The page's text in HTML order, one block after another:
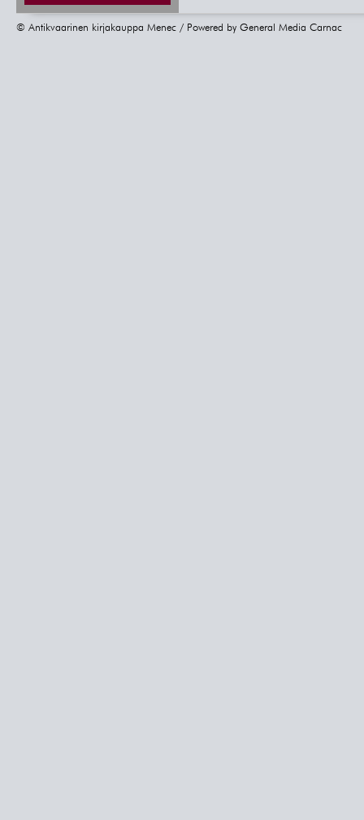
© Antikvaarinen kirjakauppa Menec / Powered by General Media Carnac